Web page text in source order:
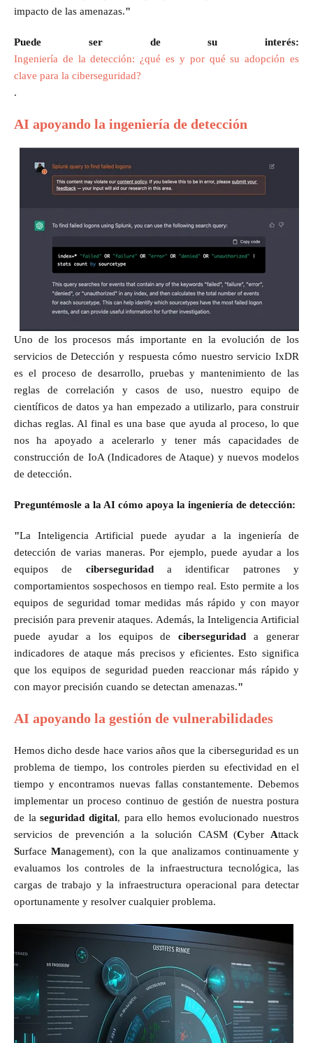
impacto de las amenazas."
Puede ser de su interés:
Ingeniería de la detección: ¿qué es y por qué su adopción es
clave para la ciberseguridad?
.
AI apoyando la ingeniería de detección
Uno de los procesos más importante en la evolución de los
servicios de Detección y respuesta cómo nuestro servicio IxDR
es el proceso de desarrollo, pruebas y mantenimiento de las
reglas de correlación y casos de uso, nuestro equipo de
científicos de datos ya han empezado a utilizarlo, para construir
dichas reglas. Al final es una base que ayuda al proceso, lo que
nos ha apoyado a acelerarlo y tener más capacidades de
construcción de IoA (Indicadores de Ataque) y nuevos modelos
de detección.
Preguntémosle a la AI cómo apoya la ingeniería de detección:
"La Inteligencia Artificial puede ayudar a la ingeniería de
detección de varias maneras. Por ejemplo, puede ayudar a los
equipos de ciberseguridada identificar patrones y
comportamientos sospechosos en tiempo real. Esto permite a los
equipos de seguridad tomar medidas más rápido y con mayor
precisión para prevenir ataques. Además, la Inteligencia Artificial
puede ayudar a los equipos deciberseguridad a generar
indicadores de ataque más precisos y eficientes. Esto significa
que los equipos de seguridad pueden reaccionar más rápido y
con mayor precisión cuando se detectan amenazas."
AI apoyando la gestión de vulnerabilidades
Hemos dicho desde hace varios años que la ciberseguridad es un
problema de tiempo, los controles pierden su efectividad en el
tiempo y encontramos nuevas fallas constantemente. Debemos
implementar un proceso continuo de gestión de nuestra postura
de laseguridad digital, para ello hemos evolucionado nuestros
servicios de prevención a la solución CASM (Cyber Attack
SurfaceManagement), con la que analizamos continuamente y
evaluamos los controles de la infraestructura tecnológica, las
cargas de trabajo y la infraestructura operacional para detectar
oportunamente y resolver cualquier problema.